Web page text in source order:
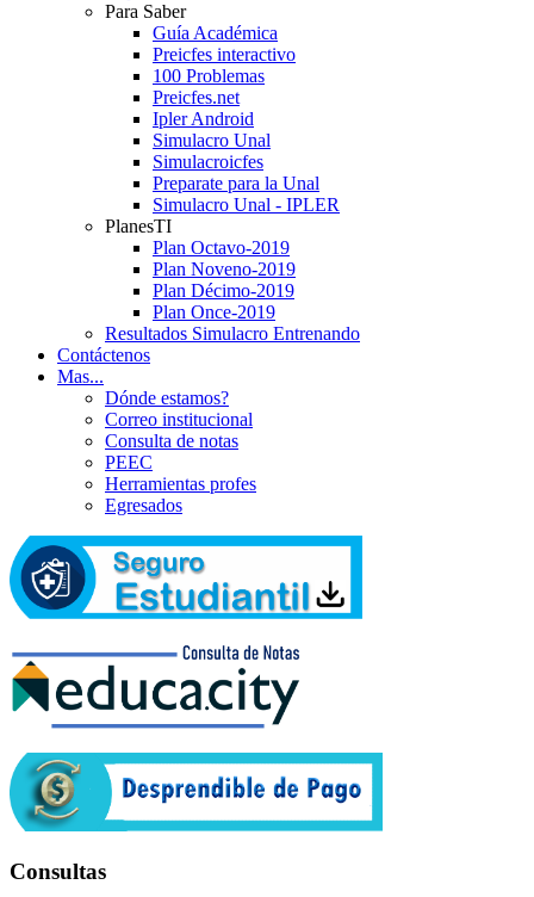
Para Saber
Guía Académica
Preicfes interactivo
100 Problemas
Preicfes.net
Ipler Android
Simulacro Unal
Simulacroicfes
Preparate para la Unal
Simulacro Unal - IPLER
PlanesTI
Plan Octavo-2019
Plan Noveno-2019
Plan Décimo-2019
Plan Once-2019
Resultados Simulacro Entrenando
Contáctenos
Mas...
Dónde estamos?
Correo institucional
Consulta de notas
PEEC
Herramientas profes
Egresados
Consultas